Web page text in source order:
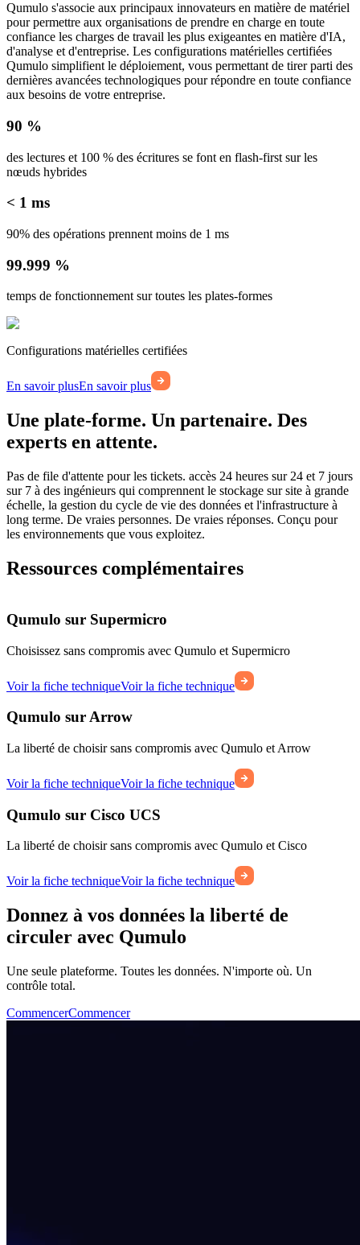
Qumulo s'associe aux principaux innovateurs en matière de matériel
pour permettre aux organisations de prendre en charge en toute
confiance les charges de travail les plus exigeantes en matière d'IA,
d'analyse et d'entreprise. Les configurations matérielles certifiées
Qumulo simplifient le déploiement, vous permettant de tirer parti des
dernières avancées technologiques pour répondre en toute confiance
aux besoins de votre entreprise.
90 %
des lectures et 100 % des écritures se font en flash-first sur les
nœuds hybrides
< 1 ms
90% des opérations prennent moins de 1 ms
99.999 %
temps de fonctionnement sur toutes les plates-formes
Configurations matérielles certifiées
En savoir plusEn savoir plus
Une plate-forme. Un partenaire. Des
experts en attente.
Pas de file d'attente pour les tickets. accès 24 heures sur 24 et 7 jours
sur 7 à des ingénieurs qui comprennent le stockage sur site à grande
échelle, la gestion du cycle de vie des données et l'infrastructure à
long terme. De vraies personnes. De vraies réponses. Conçu pour
les environnements que vous exploitez.
Ressources complémentaires
Qumulo sur Supermicro
Choisissez sans compromis avec Qumulo et Supermicro
Voir la fiche techniqueVoir la fiche technique
Qumulo sur Arrow
La liberté de choisir sans compromis avec Qumulo et Arrow
Voir la fiche techniqueVoir la fiche technique
Qumulo sur Cisco UCS
La liberté de choisir sans compromis avec Qumulo et Cisco
Voir la fiche techniqueVoir la fiche technique
Donnez à vos données la liberté de
circuler avec Qumulo
Une seule plateforme. Toutes les données. N'importe où. Un
contrôle total.
CommencerCommencer